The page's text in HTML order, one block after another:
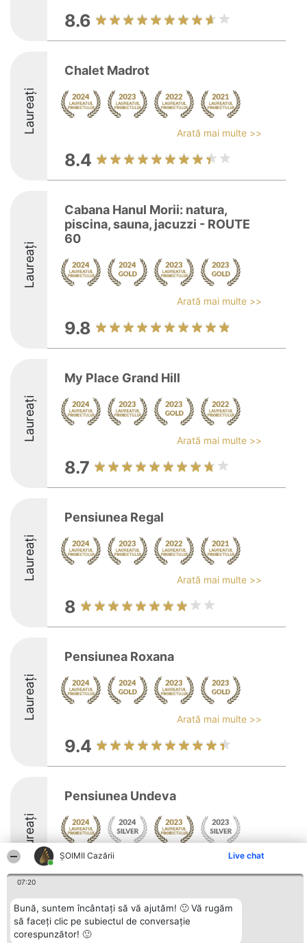
ȘOIMII Cazării Live chat
07:20
Bună, suntem încântați să vă ajutăm! 🙂 Vă rugăm
să faceți clic pe subiectul de conversație
corespunzător! 🙂
8.6
Laureați
Chalet Madrot
Arată mai multe >>
8.4
Laureați
Cabana Hanul Morii: natura,
piscina, sauna, jacuzzi - ROUTE
60
Arată mai multe >>
9.8
Laureați
My Place Grand Hill
Arată mai multe >>
8.7
Laureați
Pensiunea Regal
Arată mai multe >>
8
Laureați
Pensiunea Roxana
Arată mai multe >>
9.4
Laureați
Pensiunea Undeva
Arată mai multe >>
Organizator Ranking